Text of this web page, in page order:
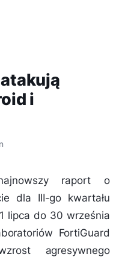
i
raport o
dla III-go kwartału
lipca do 30 września
FortiGuard
agresywnego